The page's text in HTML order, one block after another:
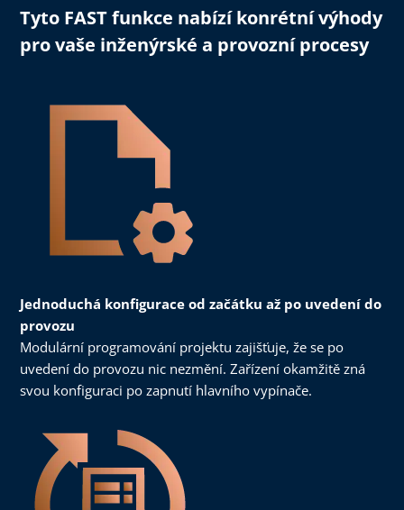
Tyto FAST funkce nabízí konrétní výhody
pro vaše inženýrské a provozní procesy
Jednoduchá konfigurace od začátku až po uvedení do
provozu
Modulární programování projektu zajišťuje, že se po
uvedení do provozu nic nezmění. Zařízení okamžitě zná
svou konfiguraci po zapnutí hlavního vypínače.